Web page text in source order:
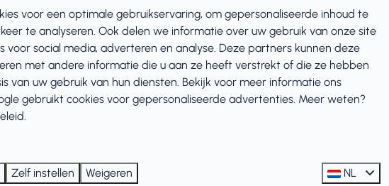
Buiten
voor een optimale gebruikservaring, om gepersonaliseerde inhoud te
te analyseren. Ook delen we informatie over uw gebruik van onze site
voor social media, adverteren en analyse. Deze partners kunnen deze
met andere informatie die u aan ze heeft verstrekt of die ze hebben
van uw gebruik van hun diensten. Bekijk voor meer informatie ons
gebruikt cookies voor gepersonaliseerde advertenties. Meer weten?
Zelf instellen Weigeren NL